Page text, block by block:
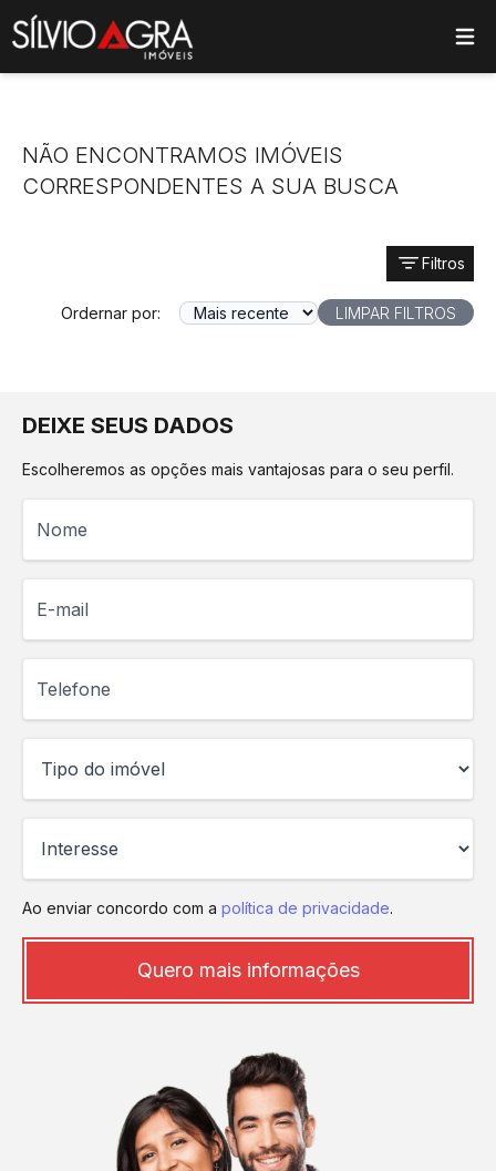
main menu
NÃO ENCONTRAMOS IMÓVEIS
CORRESPONDENTES A SUA BUSCA
Filtros
Ordernar por: LIMPAR FILTROS
DEIXE SEUS DADOS
Escolheremos as opções mais vantajosas para o seu perfil.
Ao enviar concordo com a política de privacidade.
Quero mais informações